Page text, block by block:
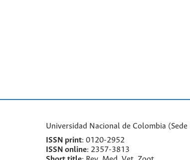
Universidad Nacional de Colombia
ISSN print: 0120-2952
SSN online: 2357-3813